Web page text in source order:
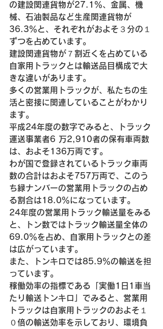
の建設関連貨物が27.1％、金属、機
械、石油製品など生産関連貨物が
36.3％と、それぞれがおよそ３分の１
ずつを占めています。
建設関連貨物が７割近くを占めている
自家用トラックとは輸送品目構成で大
きな違いがあります。
多くの営業用トラックが、私たちの生
活と密接に関連していることがわかり
ます。
平成24年度の数字でみると、トラック
運送事業者6 万2,910者の保有車両数
は、およそ136万両です。
わが国で登録されているトラック車両
数の合計はおよそ757万両で、このう
ち緑ナンバーの営業用トラックの占め
る割合は18.0％になっています。
24年度の営業用トラック輸送量をみる
と、トン数ではトラック輸送量全体の
69.0％を占め、自家用トラックとの差
は広がっています。
また、トンキロでは85.9％の輸送を担
っています。
稼働効率の指標である「実働1日1車当
たり輸送トンキロ」でみると、営業用
トラックは自家用トラックのおよそ１
０倍の輸送効率を示しており、環境負